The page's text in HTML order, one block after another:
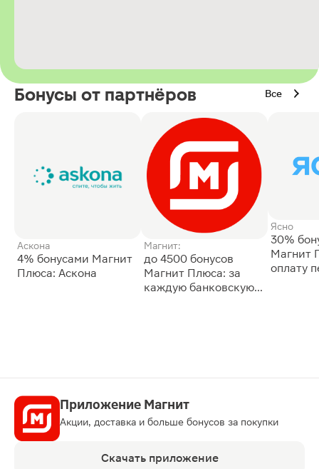
Бонусы от партнёров Все
Аскона
4% бонусами Магнит
Плюса: Аскона
Магнит:
до 4500 бонусов
Магнит Плюса: за
каждую банковскую
Ясно
30%
Магнит
оплату
Приложение Магнит
Акции, доставка и больше бонусов за покупки
Скачать приложение